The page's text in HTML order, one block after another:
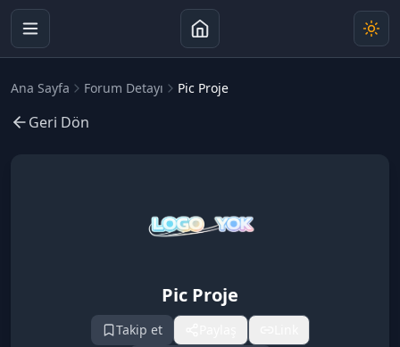
Ana Sayfa Forum Detayı Pic Proje
Geri Dön
Pic Proje
Takip et